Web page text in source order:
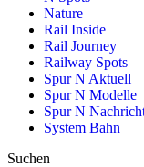
Nature
Rail Inside
Rail Journey
Railway Spots
Spur N Aktuell
Spur N Modelle
Spur N
System Bahn
Suchen